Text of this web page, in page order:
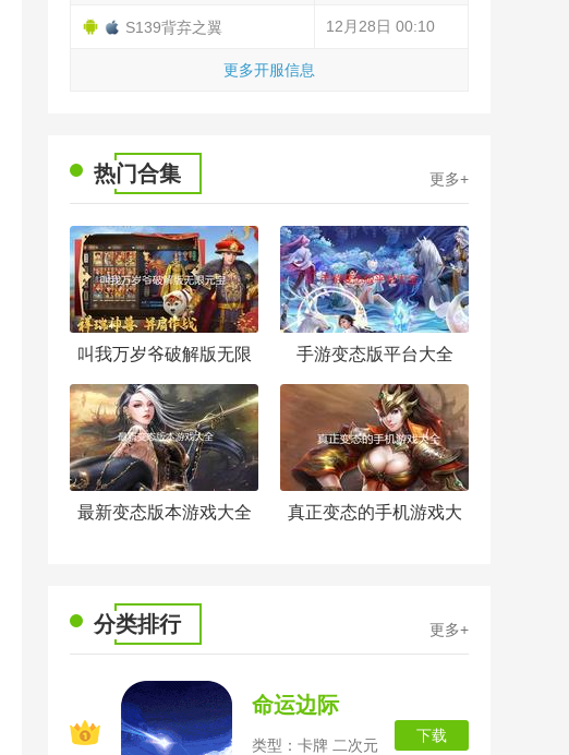
更多开服信息
S139背弃之翼 12月28日 00:10
热门合集 更多+
叫我万岁爷破解版无限
元宝
手游变态版平台大全
最新变态版本游戏大全 真正变态的手机游戏大
分类排行 更多+
命运边际
类型：卡牌 二次元
下载